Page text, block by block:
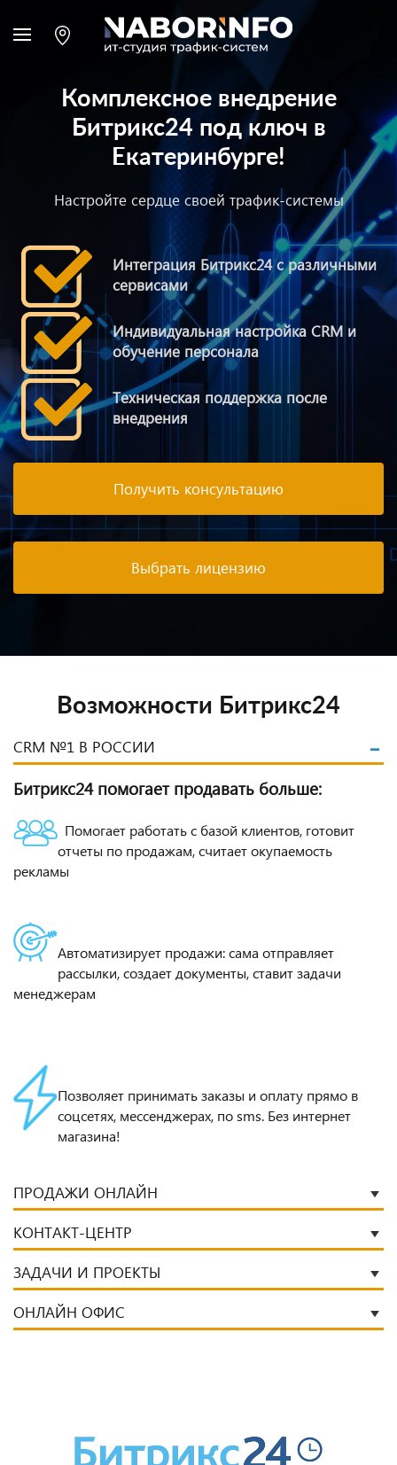
Комплексное внедрение
Битрикс24 под ключ в
Екатеринбурге!
Настройте сердце своей трафик-системы
Интеграция Битрикс24 с различными
сервисами
Индивидуальная настройка CRM и
обучение персонала
Техническая поддержка после
внедрения
Получить консультацию
Выбрать лицензию
Возможности Битрикс24
CRM №1 В РОССИИ
Битрикс24 помогает продавать больше:
Помогает работать с базой клиентов, готовит
отчеты по продажам, считает окупаемость
рекламы
Автоматизирует продажи: сама отправляет
рассылки, создает документы, ставит задачи
менеджерам
Позволяет принимать заказы и оплату прямо в
соцсетях, мессенджерах, по sms. Без интернет
магазина!
ПРОДАЖИ ОНЛАЙН
КОНТАКТ-ЦЕНТР
ЗАДАЧИ И ПРОЕКТЫ
ОНЛАЙН ОФИС